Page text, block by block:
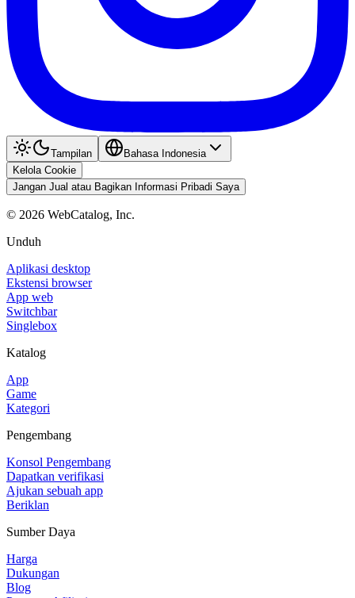
Tampilan
Bahasa Indonesia
Kelola Cookie
Jangan Jual atau Bagikan Informasi Pribadi Saya
© 2026 WebCatalog, Inc.
Unduh
Aplikasi desktop
Ekstensi browser
App web
Switchbar
Singlebox
Katalog
App
Game
Kategori
Pengembang
Konsol Pengembang
Dapatkan verifikasi
Ajukan sebuah app
Beriklan
Sumber Daya
Harga
Dukungan
Blog